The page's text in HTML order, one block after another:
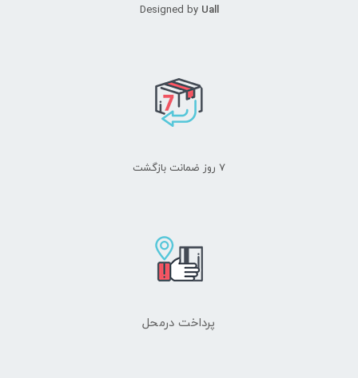
Designed by Uall
۷ روز ضمانت بازگشت
پرداخت درمحل